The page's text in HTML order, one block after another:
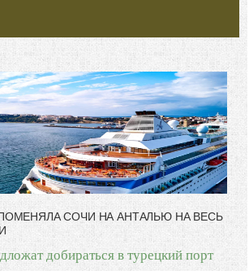
ПОМЕНЯЛА СОЧИ НА АНТАЛЬЮ НА ВЕСЬ
добираться в турецкий порт